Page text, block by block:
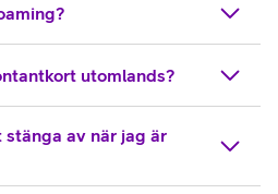
utomlands?
av när jag är